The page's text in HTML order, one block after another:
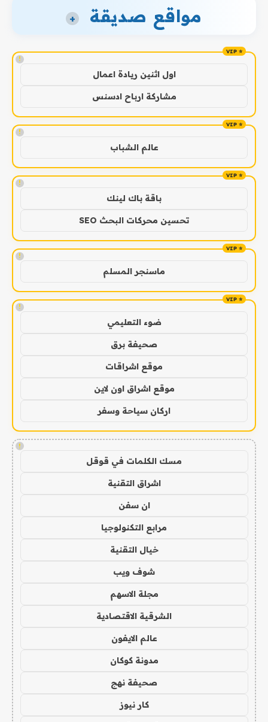
مواقع صديقة +
!
اول اثنين ريادة اعمال
مشاركة ارباح ادسنس
!
عالم الشباب
!
باقة باك لينك
تحسين محركات البحث SEO
!
ماسنجر المسلم
!
ضوء التعليمي
صحيفة برق
موقع اشراقات
موقع اشراق اون لاين
اركان سياحة وسفر
!
مسك الكلمات في قوقل
اشراق التقنية
ان سفن
مرابع التكنولوجيا
خيال التقنية
شوف ويب
مجلة الاسهم
الشرقية الاقتصادية
عالم الايفون
مدونة كوكان
صحيفة نهج
كار نيوز